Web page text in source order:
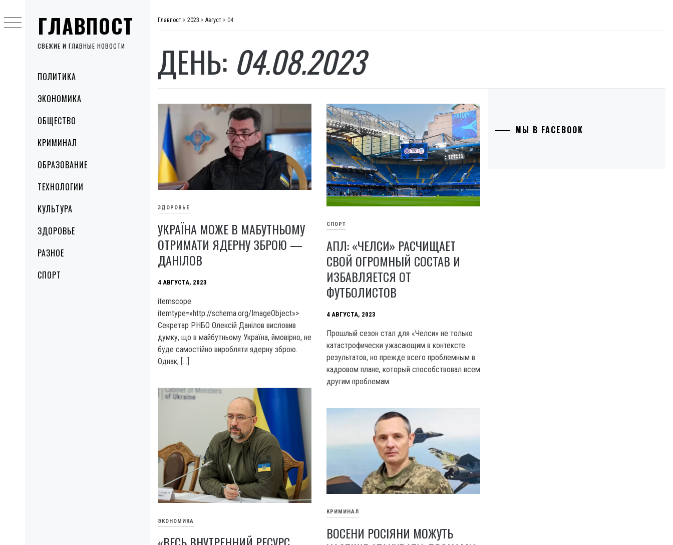
ГЛАВПОСТ
СВЕЖИЕ И ГЛАВНЫЕ НОВОСТИ
MenuПОЛИТИКА
ЭКОНОМИКА
ОБЩЕСТВО
КРИМИНАЛ
ОБРАЗОВАНИЕ
ТЕХНОЛОГИИ
КУЛЬТУРА
ЗДОРОВЬЕ
РАЗНОЕ
СПОРТ
to
content
Главпост > 2023 > Август > 04
ДЕНЬ: 04.08.2023
ЗДОРОВЬЕ
УКРАЇНА МОЖЕ В МАБУТНЬОМУ
ОТРИМАТИ ЯДЕРНУ ЗБРОЮ —
ДАНІЛОВ
4 АВГУСТА, 2023
itemscope
itemtype=»http://schema.org/ImageObject»>
Секретар РНБО Олексій Данілов висловив
думку, що в майбутньому Україна, ймовірно, не
буде самостійно виробляти ядерну зброю.
Однак, […]
СПОРТ
АПЛ: «ЧЕЛСИ» РАСЧИЩАЕТ
СВОЙ ОГРОМНЫЙ СОСТАВ И
ИЗБАВЛЯЕТСЯ ОТ
ФУТБОЛИСТОВ
4 АВГУСТА, 2023
Прошлый сезон стал для «Челси» не только
катастрофически ужасающим в контексте
результатов, но прежде всего проблемным в
кадровом плане, который способствовал всем
другим проблемам.
ЭКОНОМИКА
КРИМИНАЛ
ВОСЕНИ РОСІЯНИ МОЖУТЬ
МЫ В FACEBOOK